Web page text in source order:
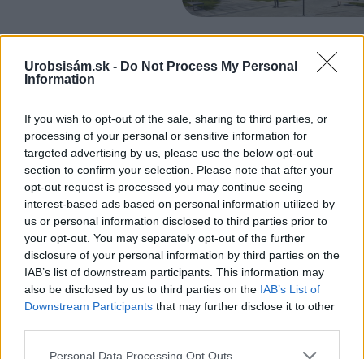
Urobsisám.sk - Do Not Process My Personal
Information
If you wish to opt-out of the sale, sharing to third parties, or
processing of your personal or sensitive information for
targeted advertising by us, please use the below opt-out
section to confirm your selection. Please note that after your
opt-out request is processed you may continue seeing
interest-based ads based on personal information utilized by
us or personal information disclosed to third parties prior to
your opt-out. You may separately opt-out of the further
disclosure of your personal information by third parties on the
IAB’s list of downstream participants. This information may
also be disclosed by us to third parties on the IAB’s List of
Downstream Participants that may further disclose it to other
Please note that this website/app uses one or more Google
Personal Data Processing Opt Outs
KOMENTÁRE Pridaťkomentár
12. februára 2016 o 13:56
Chcel bi som sa opitat ze kde sa da kupit ten suflik co
je na tom obrasku polot kde je zajac zatial dakujem
Odpovedať
VIDEO